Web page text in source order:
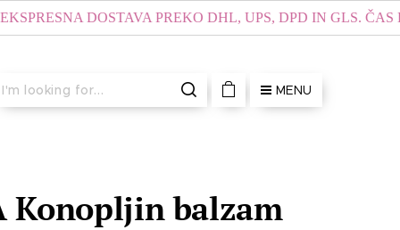
DOSTAVA PREKO DHL, UPS, DPD IN GLS. ČAS
MENU
Konopljin balzam